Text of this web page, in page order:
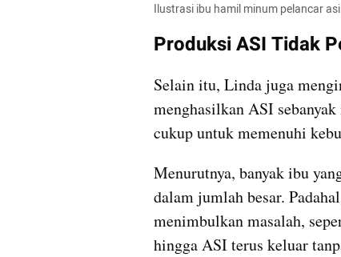
Ilustrasi ibu hamil minum pelancar
Produksi ASI Tidak
Selain itu, Linda juga
menghasilkan ASI
cukup untuk memenuhi
Menurutnya, banyak ibu
dalam jumlah besar.
menimbulkan masalah,
hingga ASI terus keluar